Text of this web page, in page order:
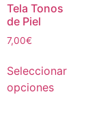
Tela Tonos
de Piel
7,00€
Seleccionar
opciones